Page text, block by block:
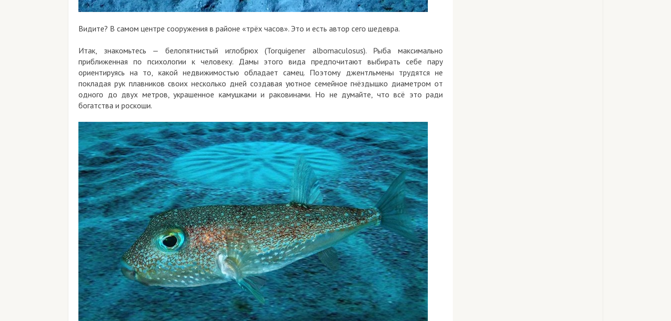
Видите? В самом центре сооружения в районе «трёх часов». Это и есть автор сего шедевра.
Итак, знакомьтесь — белопятнистый иглобрюх (Torquigener albomaculosus). Рыба максимально
приближенная по психологии к человеку. Дамы этого вида предпочитают выбирать себе пару
ориентируясь на то, какой недвижимостью обладает самец. Поэтому джентльмены трудятся не
покладая рук плавников своих несколько дней создавая уютное семейное гнёздышко диаметром от
одного до двух метров, украшенное камушками и раковинами. Но не думайте, что всё это ради
богатства и роскоши.